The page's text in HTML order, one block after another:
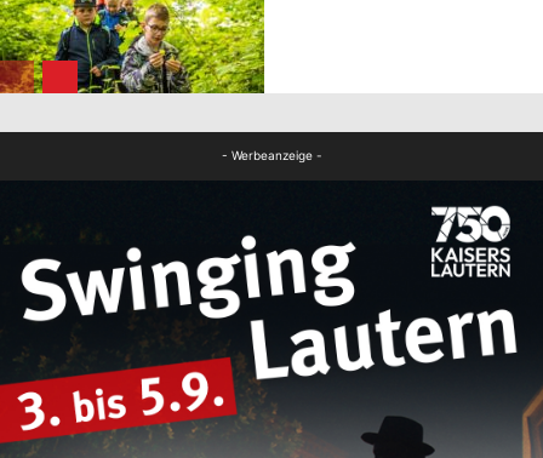
FB News
- Werbeanzeige -